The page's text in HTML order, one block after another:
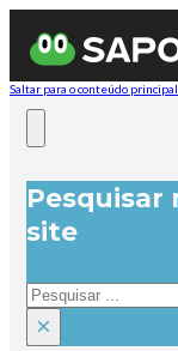
Saltar para o conteúdo principal
Pesquisar
site
Pesquisar
×